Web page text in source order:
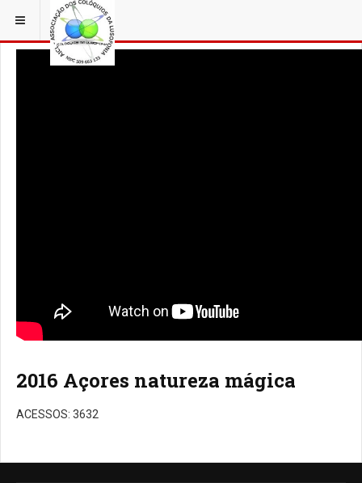
ESTÁ EM... AÇORFILM
2016 Açores natureza mágica
ACESSOS: 3632